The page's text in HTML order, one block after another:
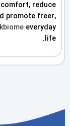
reduce
promote freer,
everyday
life.